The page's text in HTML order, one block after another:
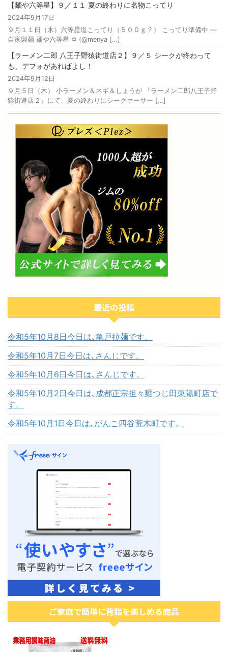
【麺や六等星】９／１１ 夏の終わりに名物こってり
2024年9月17日
９月１１日（木）六等星塩こってり（５００ｇ？） こってり準備中 —
自家製麺 麺や六等星 ✡️ (@menya […]
【ラーメン二郎 八王子野猿街道店２】９／５ シークが終わって
も、デフォがあればよし！
2024年9月12日
９月５日（木） 小ラーメン＆ネギ＆しょうが 『ラーメン二郎八王子野
猿街道店２』にて、夏の終わりにシークァーサー […]
最近の投稿
令和5年10月8日今日は､亀戸拉麺です。
令和5年10月7日今日は､さんじです。
令和5年10月6日今日は､さんじです。
令和5年10月2日今日は､成都正宗担々麺つじ田東陽町店で
す。
令和5年10月1日今日は､がんこ四谷荒木町です。
ご家庭で簡単に背脂を楽しめる商品